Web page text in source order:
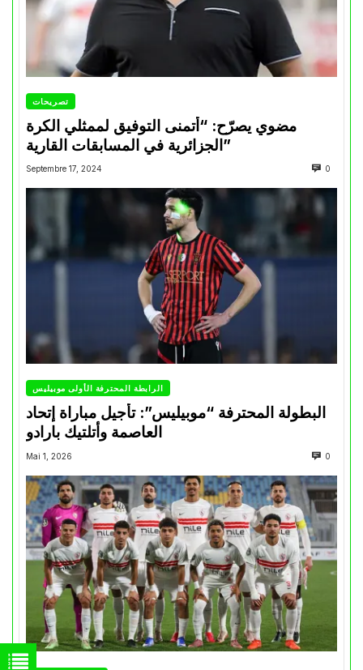
تصريحات
مضوي يصرّح: “أتمنى التوفيق لممثلي الكرة
الجزائرية في المسابقات القارية”
Septembre 17, 2024 0
الرابطة المحترفة الأولى موبيليس
البطولة المحترفة “موبيليس”: تأجيل مباراة إتحاد
العاصمة وأتلتيك بارادو
Mai 1, 2026 0